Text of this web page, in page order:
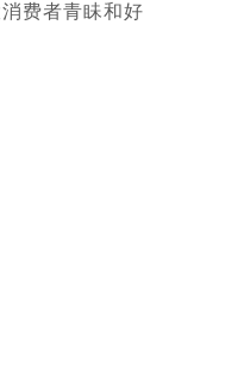
费者青眛和好